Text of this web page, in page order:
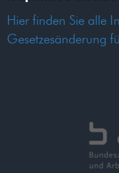
Hier finden Sie alle
Gesetzesänderung